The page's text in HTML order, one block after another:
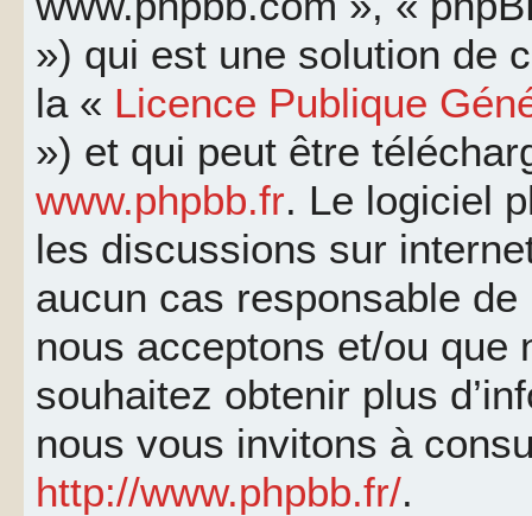
») qui est une solution de
la « Licence Publique
») et qui peut être
www.phpbb.fr. Le logiciel
les discussions sur
aucun cas responsable
nous acceptons et/ou que
souhaitez obtenir plus
nous vous invitons à
http://www.phpbb.fr/.